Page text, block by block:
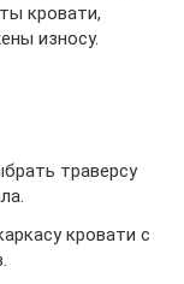
кровати,
износу.
траверсу
кровати с